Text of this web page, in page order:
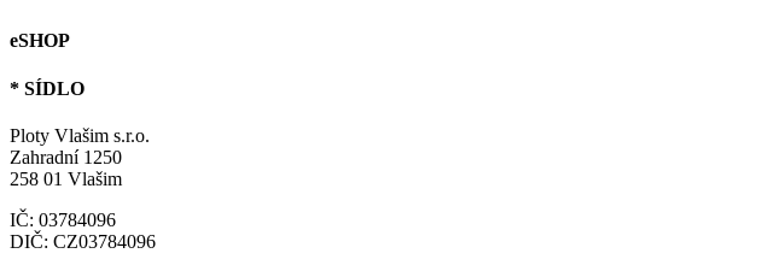
eSHOP
* SÍDLO
Ploty Vlašim s.r.o.
Zahradní 1250
258 01 Vlašim
IČ: 03784096
DIČ: CZ03784096